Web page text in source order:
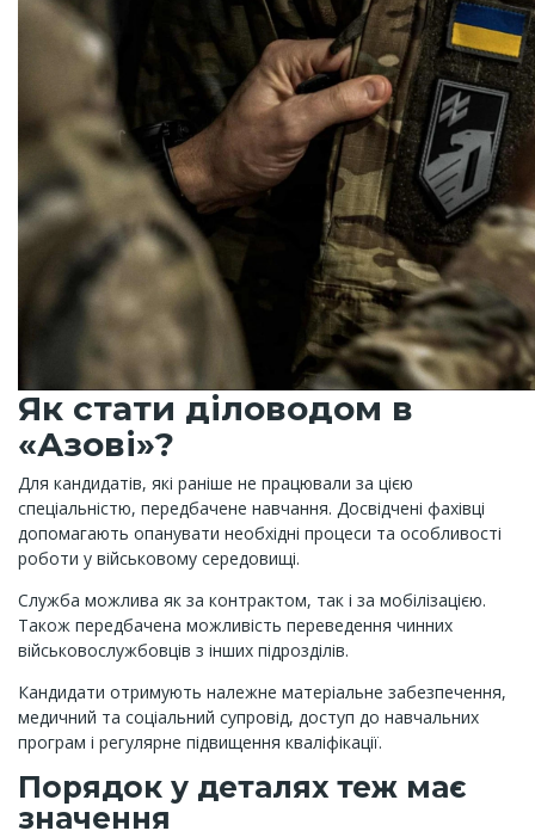
Як стати діловодом в
«Азові»?
Для кандидатів, які раніше не працювали за цією
спеціальністю, передбачене навчання. Досвідчені фахівці
допомагають опанувати необхідні процеси та особливості
роботи у військовому середовищі.
Служба можлива як за контрактом, так і за мобілізацією.
Також передбачена можливість переведення чинних
військовослужбовців з інших підрозділів.
Кандидати отримують належне матеріальне забезпечення,
медичний та соціальний супровід, доступ до навчальних
програм і регулярне підвищення кваліфікації.
Порядок у деталях теж має
значення